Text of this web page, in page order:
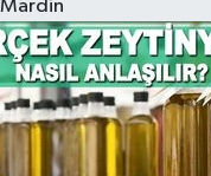
Mardin